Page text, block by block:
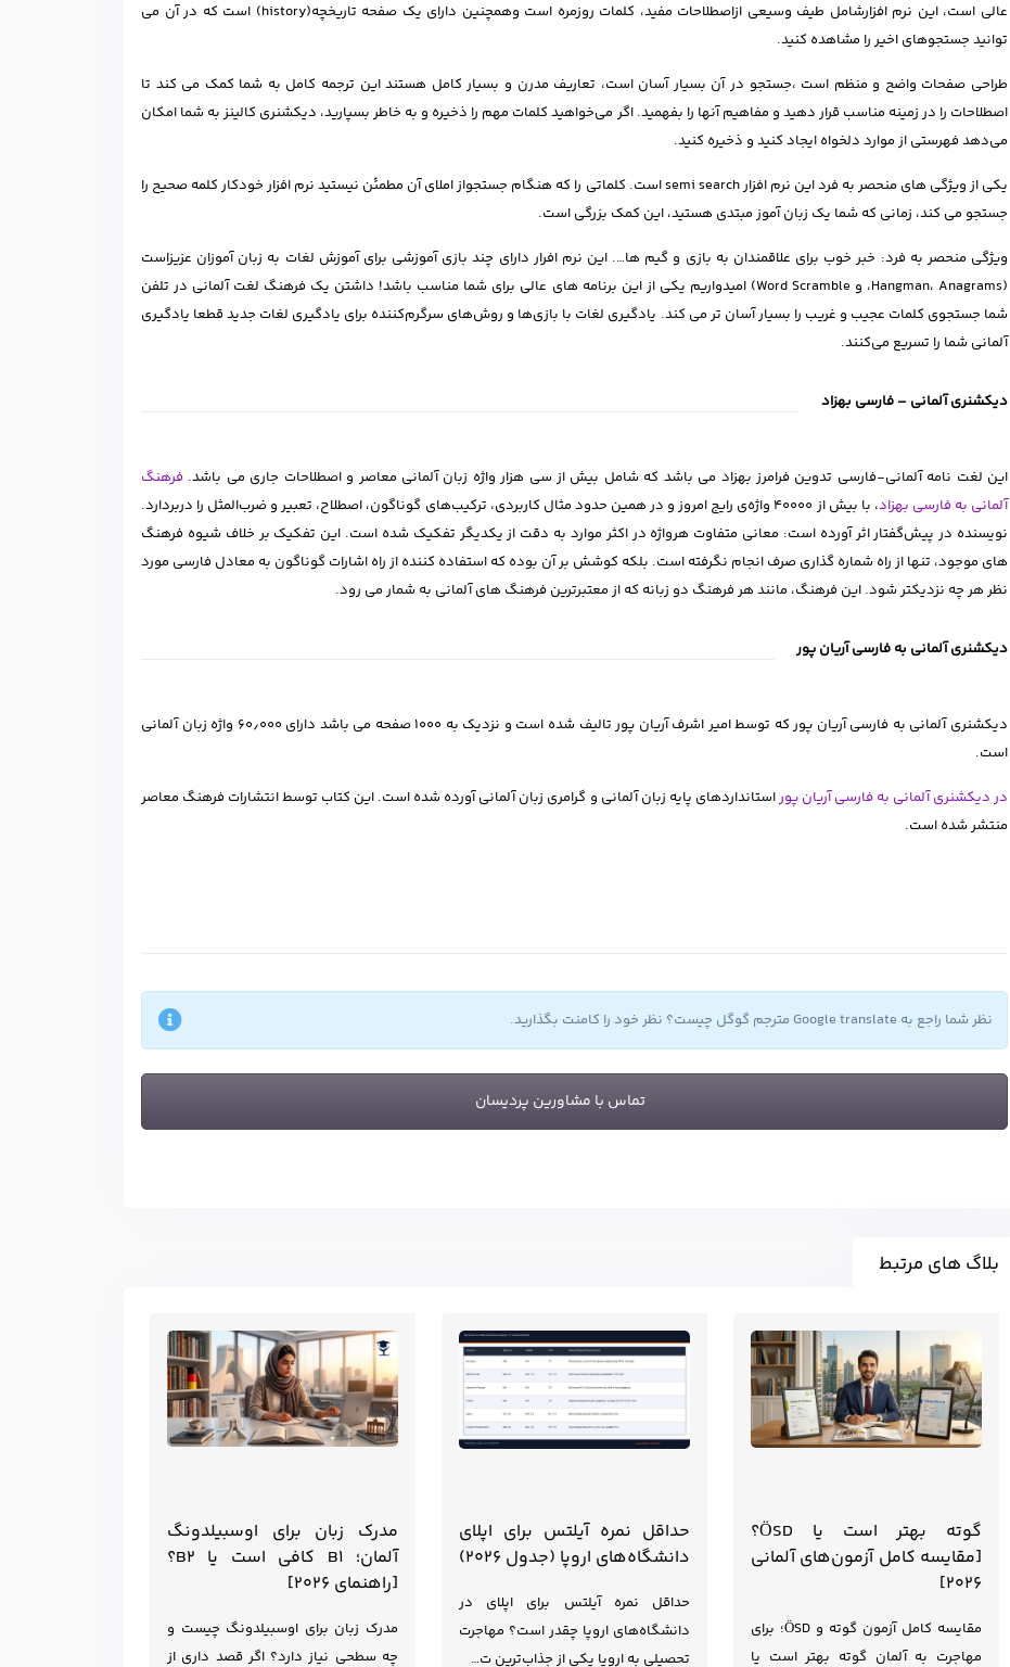
عالی است، این نرم افزارشامل طیف وسیعی ازاصطلاحات مفید، کلمات روزمره است وهمچنین دارای یک صفحه تاریخچه(history) است که در آن می
توانید جستجوهای اخیر را مشاهده کنید.
طراحی صفحات واضح و منظم است ،جستجو در آن بسیار آسان است، تعاریف مدرن و بسیار کامل هستند این ترجمه کامل به شما کمک می کند تا
اصطلاحات را در زمینه مناسب قرار دهید و مفاهیم آنها را بفهمید. اگر می‌خواهید کلمات مهم را ذخیره و به خاطر بسپارید، دیکشنری کالینز به شما امکان
می‌دهد فهرستی از موارد دلخواه ایجاد کنید و ذخیره کنید.
یکی از ویژگی های منحصر به فرد این نرم افزار semi search است. کلماتی را که هنگام جستجواز املای آن مطمئن نیستید نرم افزار خودکار کلمه صحیح را
جستجو می کند، زمانی که شما یک زبان آموز مبتدی هستید، این کمک بزرگی است.
ویژگی منحصر به فرد: خبر خوب برای علاقمندان به بازی و گیم ها…. این نرم افرار دارای چند بازی آموزشی برای آموزش لغات به زبان آموزان عزیزاست
(Hangman، Anagrams، و Word Scramble) امیدواریم یکی از این برنامه های عالی برای شما مناسب باشد! داشتن یک فرهنگ لغت آلمانی در تلفن
شما جستجوی کلمات عجیب و غریب را بسیار آسان تر می کند. یادگیری لغات با بازی‌ها و روش‌های سرگرم‌کننده برای یادگیری لغات جدید قطعا یادگیری
آلمانی شما را تسریع می‌کنند.
دیکشنری آلمانی – فارسی بهزاد
این لغت نامه آلمانی-فارسی تدوین فرامرز بهزاد می باشد که شامل بیش از سی هزار واژه زبان آلمانی معاصر و اصطلاحات جاری می باشد. فرهنگ
آلمانی به فارسی بهزاد
، با بیش از 4۰۰۰۰ واژه‌ی رایج امروز و در همین حدود مثال کاربردی، ترکیب‌های گوناگون، اصطلاح، تعبیر و ضرب‌المثل را دربردارد.
نویسنده در پیش‌گفتار اثر آورده است: معانی متفاوت هرواژه در اکثر موارد به دقت از یکدیگر تفکیک شده است. این تفکیک بر خلاف شیوه فرهنگ
های موجود، تنها از راه شماره گذاری صرف انجام نگرفته است. بلکه کوشش بر آن بوده که استفاده کننده از راه اشارات گوناگون به معادل فارسی مورد
نظر هر چه نزدیکتر شود. این فرهنگ، مانند هر فرهنگ دو زبانه که از معتبرترین فرهنگ های آلمانی به شمار می رود.
دیکشنری آلمانی به فارسی آریان پور
دیکشنری آلمانی به فارسی آریان پور که توسط امیر اشرف آریان پور تالیف شده است و نزدیک به ۱۰۰۰ صفحه می باشد دارای ۶۰٫۰۰۰ واژه زبان آلمانی
است.
در دیکشنری آلمانی به فارسی آریان پوراستانداردهای پایه زبان آلمانی و گرامری زبان آلمانی آورده شده است. این کتاب توسط انتشارات فرهنگ معاصر
منتشر شده است.
نظر شما راجع به Google translate مترجم گوگل چیست؟ نظر خود را کامنت بگذارید.
تماس با مشاورین پردیسان
بلاگ های مرتبط
گوته بهتر است یا ÖSD؟
[مقایسه کامل آزمون‌های آلمانی
۲۰۲۶]
مقایسه کامل آزمون گوته و ÖSD؛ برای
مهاجرت به آلمان گوته بهتر است یا
حداقل نمره آیلتس برای اپلای
دانشگاه‌های اروپا (جدول ۲۰۲۶)
حداقل نمره آیلتس برای اپلای در
دانشگاه‌های اروپا چقدر است؟ مهاجرت
تحصیلی به اروپا یکی از جذاب‌ترین ت…
مدرک زبان برای اوسبیلدونگ
آلمان؛ B1 کافی است یا B2؟
[راهنمای ۲۰۲۶]
مدرک زبان برای اوسبیلدونگ چیست و
چه سطحی نیاز دارد؟ اگر قصد داری از